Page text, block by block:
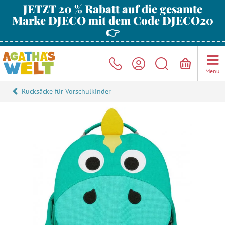
JETZT 20 % Rabatt auf die gesamte
Marke DJECO mit dem Code DJECO20
👉
Menu
Rucksäcke für Vorschulkinder